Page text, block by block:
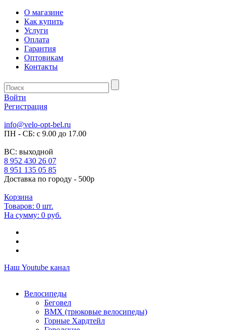
О магазине
Как купить
Услуги
Оплата
Гарантия
Оптовикам
Контакты
Войти
Регистрация
info@velo-opt-bel.ru
ПН - СБ: с 9.00 до 17.00
ВС: выходной
8 952 430 26 07
8 951 135 05 85
Доставка по городу - 500р
Корзина
Товаров: 0 шт.
На сумму: 0 руб.
Наш Youtube канал
Велосипеды
Беговел
ВМХ (трюковые велосипеды)
Горные Хардтейл